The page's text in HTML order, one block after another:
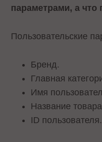
параметрами, а что
Пользовательские
Бренд.
Главная
Имя
Название
ID пользователя.